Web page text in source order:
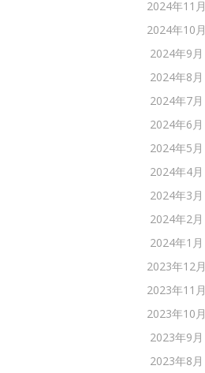
2024年11月
2024年10月
2024年9月
2024年8月
2024年7月
2024年6月
2024年5月
2024年4月
2024年3月
2024年2月
2024年1月
2023年12月
2023年11月
2023年10月
2023年9月
2023年8月